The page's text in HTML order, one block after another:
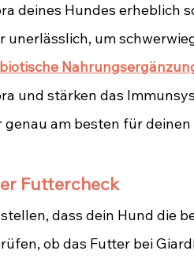
deines Hundes erheblich
unerlässlich, um
und stärken das
genau am besten für
Futtercheck
dass dein Hund die
ob das Futter bei